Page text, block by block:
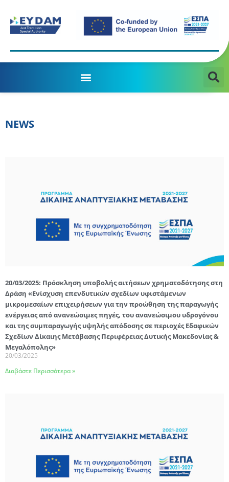
NEWS
20/03/2025: Πρόσκληση υποβολής αιτήσεων χρηματοδότησης στη
Δράση «Ενίσχυση επενδυτικών σχεδίων υφιστάμενων
μικρομεσαίων επιχειρήσεων για την προώθηση της παραγωγής
ενέργειας από ανανεώσιμες πηγές, του ανανεώσιμου υδρογόνου
και της συμπαραγωγής υψηλής απόδοσης σε περιοχές Εδαφικών
Σχεδίων Δίκαιης Μετάβασης Περιφέρειας Δυτικής Μακεδονίας &
Μεγαλόπολης»
20/03/2025
Διαβάστε Περισσότερα »